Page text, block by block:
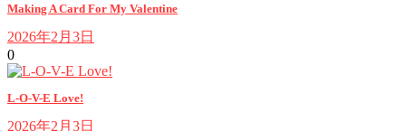
Making A Card For My Valentine
2026年2月3日
0
L-O-V-E Love!
2026年2月3日